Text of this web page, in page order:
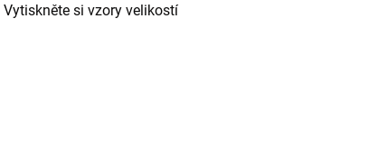
Vytiskněte si vzory velikostí